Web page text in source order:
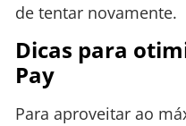
de tentar novamente.
Dicas para
Pay
Para aproveitar ao